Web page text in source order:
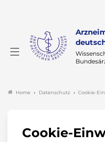
Home Datenschutz Cookie-
Cookie-